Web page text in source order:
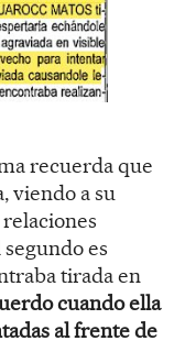
recuerda que
viendo a su
es
tirada en
cuando ella
al frente de